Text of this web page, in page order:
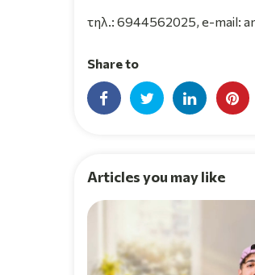
τηλ.: 6944562025, e-mail:
Share to
Articles you may like